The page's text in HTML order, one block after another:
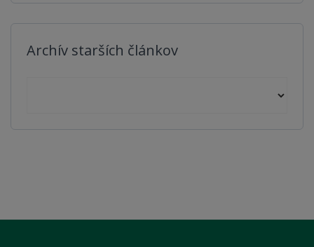
Archív starších článkov